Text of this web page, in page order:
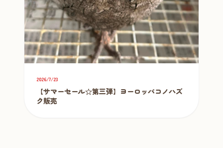
2026/7/23
【サマーセール☆第三弾】ヨーロッパコノハズ
ク販売